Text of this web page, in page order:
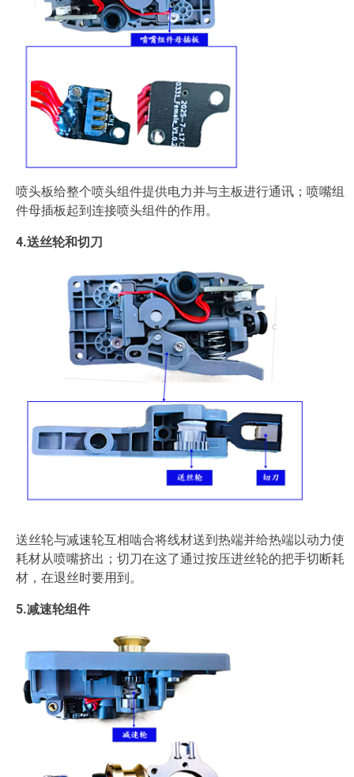
喷头板给整个喷头组件提供电力并与主板进行通讯；喷嘴组
件母插板起到连接喷头组件的作用。
4.送丝轮和切刀
送丝轮与减速轮互相啮合将线材送到热端并给热端以动力使
耗材从喷嘴挤出；切刀在这了通过按压进丝轮的把手切断耗
材，在退丝时要用到。
5.减速轮组件